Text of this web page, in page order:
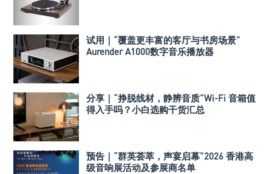
试用｜“覆盖更丰富的客厅与书房场景”
Aurender A1000数字音乐播放器
分享｜“挣脱线材，静辨音质”Wi-Fi 音箱值
得入手吗？小白选购干货汇总
预告｜“群英荟萃，声宴启幕”2026 香港高
级音响展活动及参展商名单